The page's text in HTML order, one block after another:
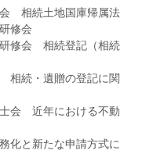
相続土地国庫帰属法
修会
修会 相続登記（相続
続・遺贈の登記に関
会 近年における不動
化と新たな申請方式に